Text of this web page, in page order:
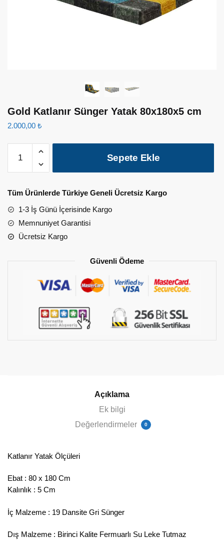
Gold Katlanır Sünger Yatak 80x180x5 cm
2.000,00 ₺
Katlanır
Sünger
80x180x5
cm
adet
Sepete Ekle
Tüm Ürünlerde Türkiye Geneli Ücretsiz Kargo
1-3 İş Günü İçerisinde Kargo
Memnuniyet Garantisi
Ücretsiz Kargo
Güvenli Ödeme
Açıklama
Ek bilgi
Değerlendirmeler
0
Katlanır Yatak Ölçüleri
Ebat : 80 x 180 Cm
Kalınlık : 5 Cm
İç Malzeme : 19 Dansite Gri Sünger
Dış Malzeme : Birinci Kalite Fermuarlı Su Leke Tutmaz